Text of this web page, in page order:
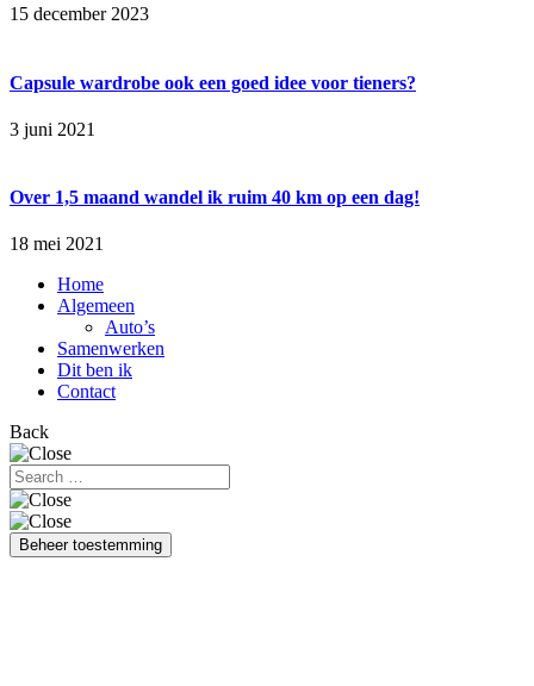
15 december 2023
Capsule wardrobe ook een goed idee voor tieners?
3 juni 2021
Over 1,5 maand wandel ik ruim 40 km op een dag!
18 mei 2021
Home
Algemeen
Auto’s
Samenwerken
Dit ben ik
Contact
Back
Beheer toestemming